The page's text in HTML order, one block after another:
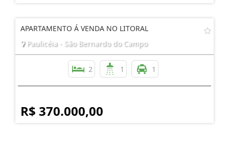
APARTAMENTO Á VENDA NO LITORAL
Paulicéia - São Bernardo do Campo
2 1 1
R$ 370.000,00